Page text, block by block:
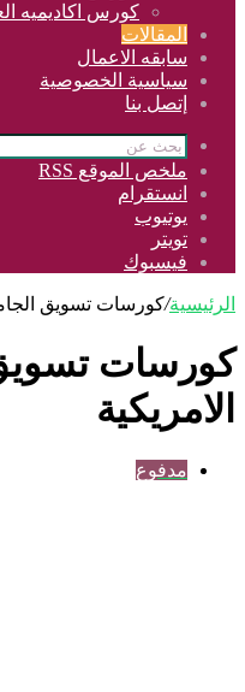
كورس اكاديميه
المقالات
سابقه الاعمال
سياسية الخصوصية
إتصل بنا
ملخص الموقع RSS
انستقرام
يوتيوب
تويتر
فيسبوك
الرئيسية/كورسات تسويق
كورسات
الامريكية
مدفوع